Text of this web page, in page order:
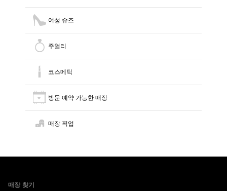
여성 슈즈
주얼리
코스메틱
방문 예약 가능한 매장
매장 픽업
Footer
매장 찾기